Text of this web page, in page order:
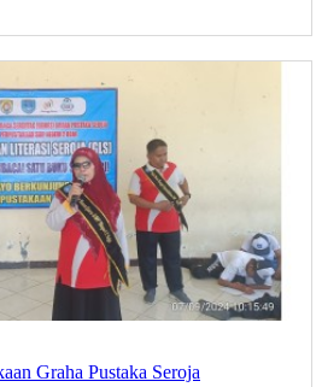
Graha Pustaka Seroja